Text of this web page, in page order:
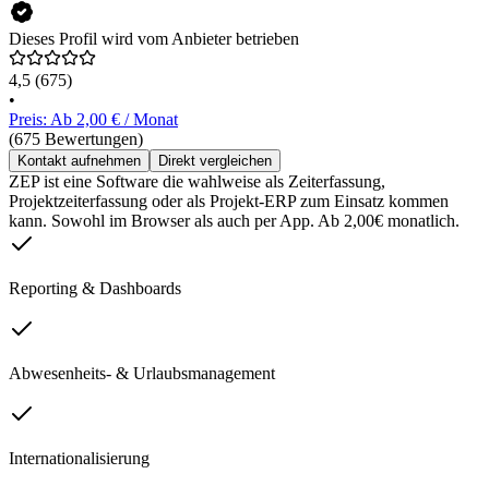
Dieses Profil wird vom Anbieter betrieben
4,5 (675)
•
Preis: Ab 2,00 € / Monat
(675 Bewertungen)
Kontakt aufnehmen Direkt vergleichen
ZEP ist eine Software die wahlweise als Zeiterfassung,
Projektzeiterfassung oder als Projekt-ERP zum Einsatz kommen
kann. Sowohl im Browser als auch per App. Ab 2,00€ monatlich.
Reporting & Dashboards
Abwesenheits- & Urlaubsmanagement
Internationalisierung